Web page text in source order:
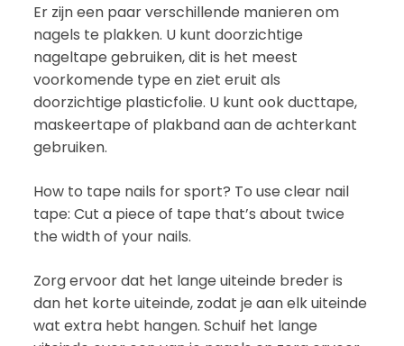
Er zijn een paar verschillende manieren om
nagels te plakken. U kunt doorzichtige
nageltape gebruiken, dit is het meest
voorkomende type en ziet eruit als
doorzichtige plasticfolie. U kunt ook ducttape,
maskeertape of plakband aan de achterkant
gebruiken.
How to tape nails for sport? To use clear nail
tape: Cut a piece of tape that’s about twice
the width of your nails.
Zorg ervoor dat het lange uiteinde breder is
dan het korte uiteinde, zodat je aan elk uiteinde
wat extra hebt hangen. Schuif het lange